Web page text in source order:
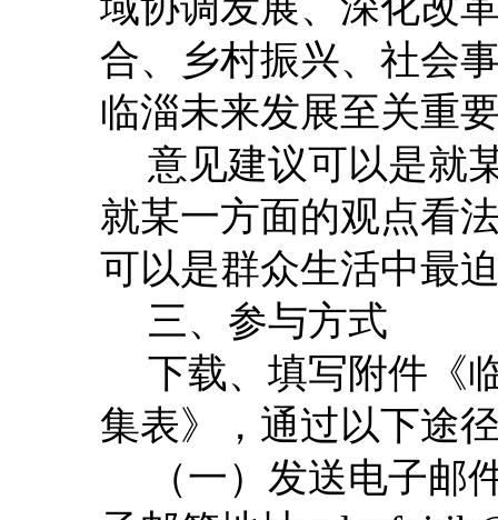
合、乡村振兴、社会
临淄未来发展至关重
意见建议可以是就
就某一方面的观点看
可以是群众生活中最
三、参与方式
下载、填写 附件 《
集表》 ， 通过以下途
（一）发送电子邮